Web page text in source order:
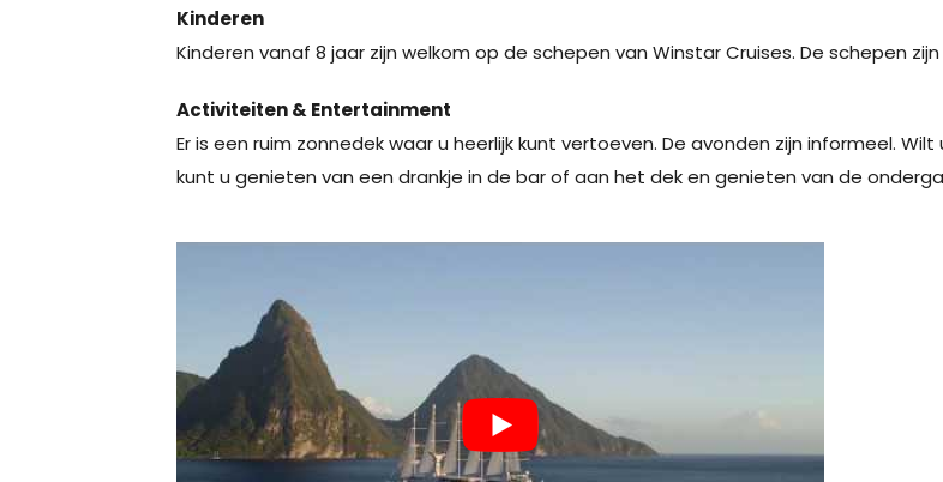
Kinderen
Kinderen vanaf 8 jaar zijn welkom op de schepen van Winstar Cruises. De schepen
Activiteiten & Entertainment
Er is een ruim zonnedek waar u heerlijk kunt vertoeven. De avonden zijn informeel.
kunt u genieten van een drankje in de bar of aan het dek en genieten van de